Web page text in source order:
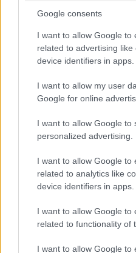
Google consents
I want to allow Google to
related to advertising
device identifiers in apps.
I want to allow my user
Google for online
I want to allow Google to
personalized advertising.
I want to allow Google to
related to analytics like
device identifiers in apps.
I want to allow Google to
related to functionality of
I want to allow Google to
ΠΟΛΙΤΙΚΗ07·08·2026 11:36
Στο Α’ Νεκροταφείο
Σαμαρά – Συγγενείς
οικογένειας